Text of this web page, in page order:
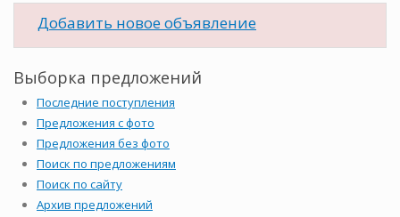
Добавить новое объявление
Выборка предложений
Последние поступления
Предложения с фото
Предложения без фото
Поиск по предложениям
Поиск по сайту
Архив предложений